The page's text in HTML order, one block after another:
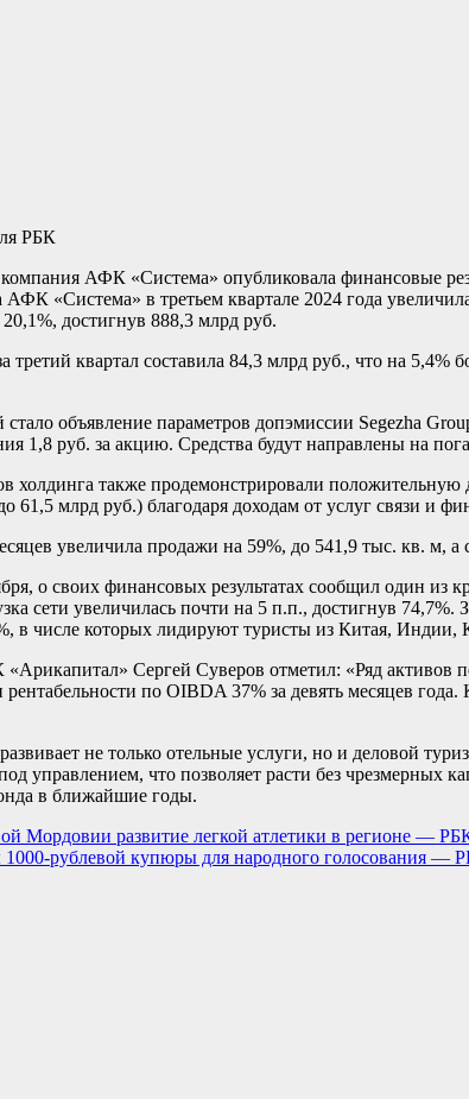
РБК
АФК «Система» опубликовала финансовые
«Система» в третьем квартале 2024 года
достигнув 888,3 млрд руб.
квартал составила 84,3 млрд руб., что на 5,4%
объявление параметров допэмиссии Segezha
1,8 руб. за акцию. Средства будут направлены на
холдинга также продемонстрировали
61,5 млрд руб.) благодаря доходам от услуг связи и
увеличила продажи на 59%, до 541,9 тыс. кв. м,
о своих финансовых результатах сообщил один
сети увеличилась почти на 5 п.п., достигнув
в числе которых лидируют туристы из Китая, Индии,
Сергей Суверов отметил: «Ряд активов
по OIBDA 37% за девять месяцев
не только отельные услуги, но и деловой
управлением, что позволяет расти без чрезмерных
в ближайшие годы.
Мордовии развитие легкой атлетики в регионе —
рублевой купюры для народного голосования —